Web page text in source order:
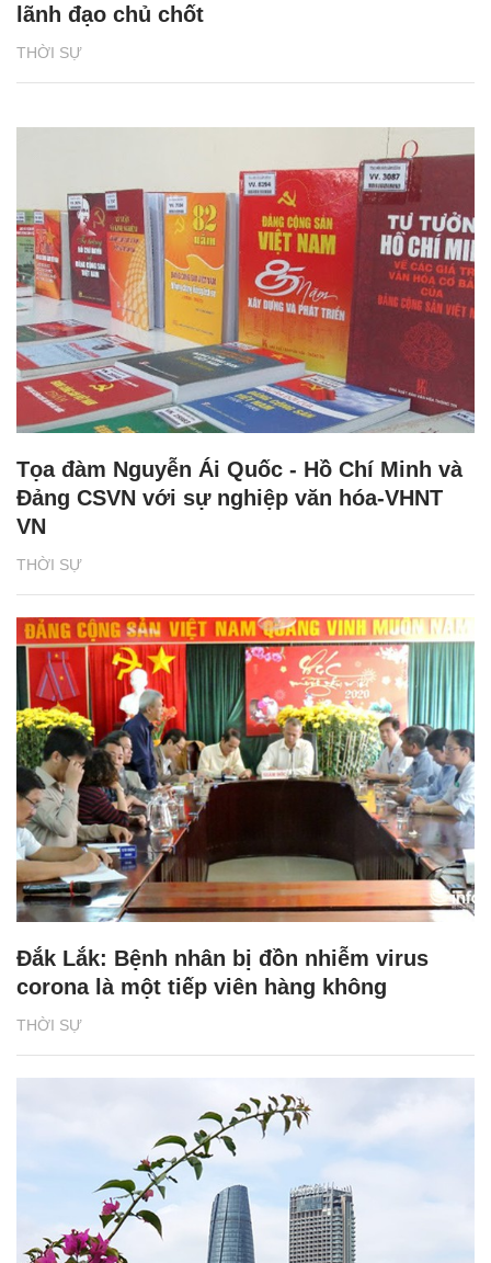
THỜI SỰ
lãnh đạo chủ chốt
THỜI SỰ
Tọa đàm Nguyễn Ái Quốc - Hồ Chí Minh và
Đảng CSVN với sự nghiệp văn hóa-VHNT
VN
THỜI SỰ
Đắk Lắk: Bệnh nhân bị đồn nhiễm virus
corona là một tiếp viên hàng không